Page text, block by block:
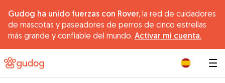
Gudog ha unido fuerzas con Rover, la red de cuidadores
de mascotas y paseadores de perros de cinco estrellas
más grande y confiable del mundo. Activar mi cuenta.